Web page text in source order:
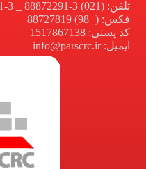
تلفن: (021) 3-88872291 _ 3-88872261 _ 88880192
فکس: (+98) 88727819
کد پستی: 1517867138
ایمیل: info@parscrc.ir